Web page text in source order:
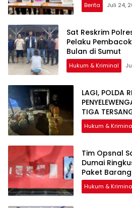
Berita Juli 24,
Sat Reskrim
Pelaku
Bulan di Sumut
Hukum & Kriminal
LAGI, POLDA
TIGA
TANGKI
Hukum &
Tim Opsnal
Dumai
Paket
Hukum &